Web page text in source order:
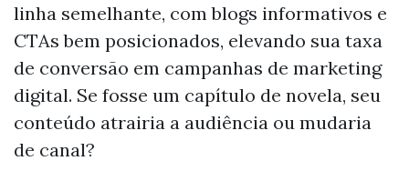
linha semelhante, com blogs informativos e
CTAs bem posicionados, elevando sua taxa
de conversão em campanhas de marketing
digital. Se fosse um capítulo de novela, seu
conteúdo atrairia a audiência ou mudaria
de canal?